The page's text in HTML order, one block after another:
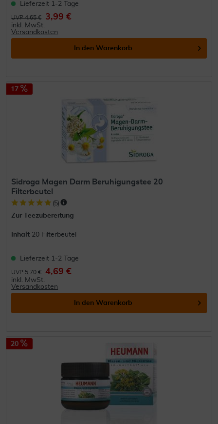
Lieferzeit 1-2 Tage
UVP 4,65 € 3,99 €
inkl. MwSt.
Versandkosten
In den Warenkorb
17
Sidroga Magen Darm Beruhigungstee 20
Filterbeutel
(5)
Zur Teezubereitung
Inhalt 20 Filterbeutel
Lieferzeit 1-2 Tage
UVP 5,70 € 4,69 €
inkl. MwSt.
Versandkosten
In den Warenkorb
20